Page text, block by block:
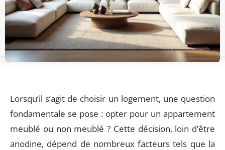
Lorsqu’il s’agit de choisir un logement, une question
fondamentale se pose : opter pour un appartement
meublé ou non meublé ? Cette décision, loin d’être
anodine, dépend de nombreux facteurs tels que la